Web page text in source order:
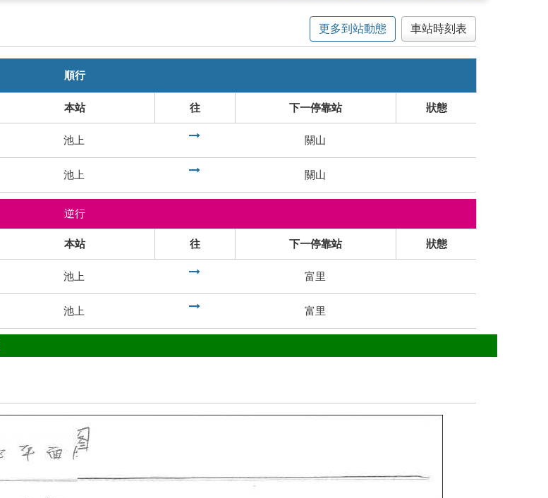
更多到站動態 車站時刻表
順行
本站 往 下一停靠站 狀態
池上 關山
池上 關山
逆行
本站 往 下一停靠站 狀態
池上 富里
池上 富里